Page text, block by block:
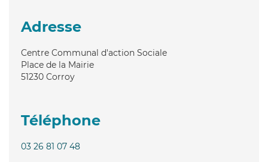
Adresse
Centre Communal d'action Sociale
Place de la Mairie
51230 Corroy
Téléphone
03 26 81 07 48